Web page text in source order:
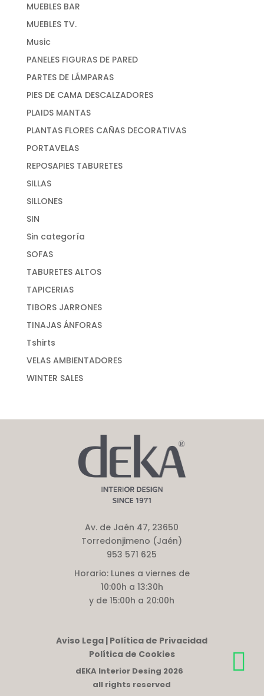
MUEBLES BAR
MUEBLES TV.
Music
PANELES FIGURAS DE PARED
PARTES DE LÁMPARAS
PIES DE CAMA DESCALZADORES
PLAIDS MANTAS
PLANTAS FLORES CAÑAS DECORATIVAS
PORTAVELAS
REPOSAPIES TABURETES
SILLAS
SILLONES
SIN
Sin categoría
SOFAS
TABURETES ALTOS
TAPICERIAS
TIBORS JARRONES
TINAJAS ÁNFORAS
Tshirts
VELAS AMBIENTADORES
WINTER SALES
Av. de Jaén 47, 23650
Torredonjimeno (Jaén)
953 571 625
Horario:Lunes a viernes de
10:00h a 13:30h
y de 15:00h a 20:00h
Aviso Lega | Política de Privacidad
Política de Cookies
dEKA Interior Desing 2026
all rights reserved